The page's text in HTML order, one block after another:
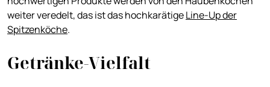
weiter veredelt, das ist das hochkarätigeLine-Up der
Spitzenköche.
Getränke-Vielfalt